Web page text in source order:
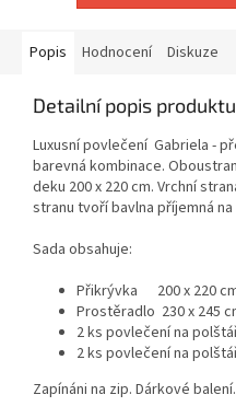
Popis Hodnocení Diskuze
Detailní popis produktu
Luxusní povlečení Gabriela -
barevná kombinace.
deku 200 x 220 cm. Vrchní
stranu tvoří bavlna příjemná na
Sada obsahuje:
Přikrývka 200 x 220
Prostěradlo 230 x 245
2 ks povlečení na
2 ks povlečení na
Zapínáni na zip. Dárkové balení.